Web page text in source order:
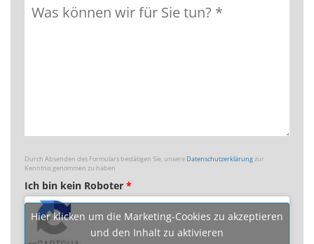
Durch Absenden des Formulars bestätigen Sie, unsereDatenschutzerklärungzur
Kenntnis genommen zu haben
Ich bin kein Roboter *
Hier klicken um die Marketing-Cookies zu akzeptieren
und den Inhalt zu aktivieren